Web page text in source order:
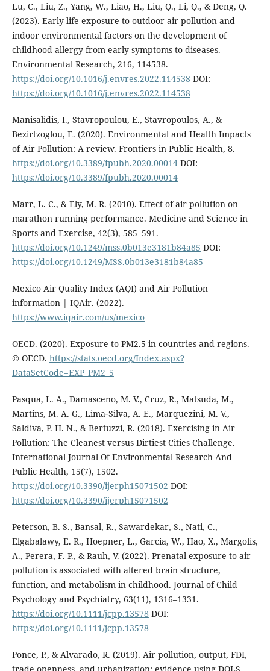
Lu, C., Liu, Z., Yang, W., Liao, H., Liu, Q., Li, Q., & Deng, Q.
(2023). Early life exposure to outdoor air pollution and
indoor environmental factors on the development of
childhood allergy from early symptoms to diseases.
Environmental Research, 216, 114538.
https://doi.org/10.1016/j.envres.2022.114538 DOI:
https://doi.org/10.1016/j.envres.2022.114538
Manisalidis, I., Stavropoulou, E., Stavropoulos, A., &
Bezirtzoglou, E. (2020). Environmental and Health Impacts
of Air Pollution: A review. Frontiers in Public Health, 8.
https://doi.org/10.3389/fpubh.2020.00014DOI:
https://doi.org/10.3389/fpubh.2020.00014
Marr, L. C., & Ely, M. R. (2010). Effect of air pollution on
marathon running performance. Medicine and Science in
Sports and Exercise, 42(3), 585–591.
https://doi.org/10.1249/mss.0b013e3181b84a85 DOI:
https://doi.org/10.1249/MSS.0b013e3181b84a85
Mexico Air Quality Index (AQI) and Air Pollution
information | IQAir. (2022).
https://www.iqair.com/us/mexico
OECD. (2020). Exposure to PM2.5 in countries and regions.
© OECD. https://stats.oecd.org/Index.aspx?
DataSetCode=EXP_PM2_5
Pasqua, L. A., Damasceno, M. V., Cruz, R., Matsuda, M.,
Martins, M. A. G., Lima‐Silva, A. E., Marquezini, M. V.,
Saldiva, P. H. N., & Bertuzzi, R. (2018). Exercising in Air
Pollution: The Cleanest versus Dirtiest Cities Challenge.
International Journal Of Environmental Research And
Public Health, 15(7), 1502.
https://doi.org/10.3390/ijerph15071502 DOI:
https://doi.org/10.3390/ijerph15071502
Peterson, B. S., Bansal, R., Sawardekar, S., Nati, C.,
Elgabalawy, E. R., Hoepner, L., Garcia, W., Hao, X., Margolis,
A., Perera, F. P., & Rauh, V. (2022). Prenatal exposure to air
pollution is associated with altered brain structure,
function, and metabolism in childhood. Journal of Child
Psychology and Psychiatry, 63(11), 1316–1331.
https://doi.org/10.1111/jcpp.13578 DOI:
https://doi.org/10.1111/jcpp.13578
Ponce, P., & Alvarado, R. (2019). Air pollution, output, FDI,